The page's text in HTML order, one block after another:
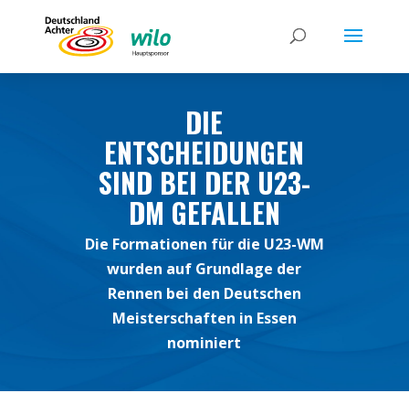
DIE
ENTSCHEIDUNGEN
SIND BEI DER U23-
DM GEFALLEN
Die Formationen für die U23-WM
wurden auf Grundlage der
Rennen bei den Deutschen
Meisterschaften in Essen
nominiert